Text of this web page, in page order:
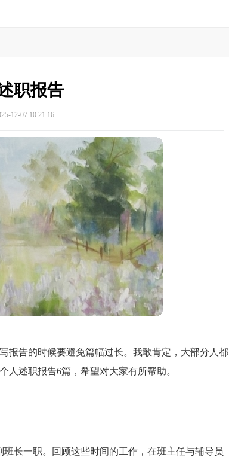
职报告
12-07 10:21:16
报告的时候要避免篇幅过长。我敢肯定，大部分人都
人述职报告6篇，希望对大家有所帮助。
长一职。回顾这些时间的工作，在班主任与辅导员